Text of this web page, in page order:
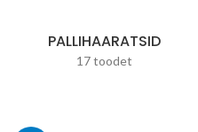
PALLIHAARATSID
17 toodet